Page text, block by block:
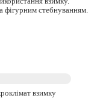
фігурним стебнуванням.
взимку